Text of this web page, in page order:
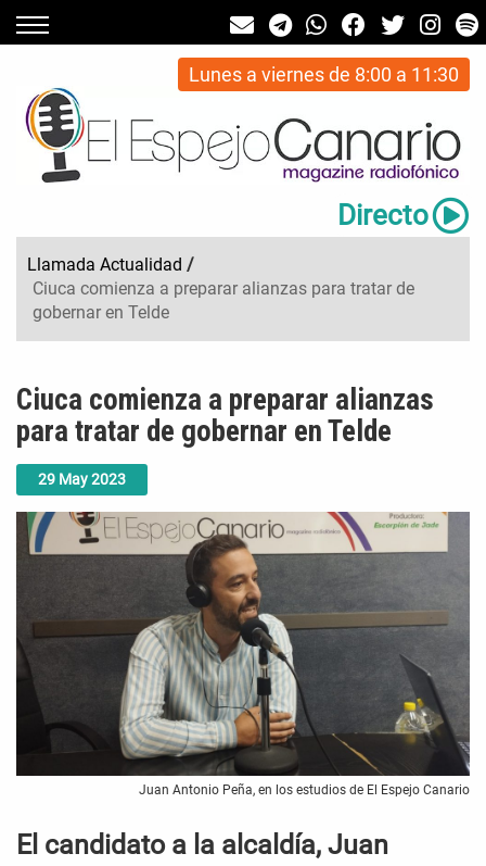
Lunes a viernes de 8:00 a 11:30
Directo
Llamada Actualidad /
Ciuca comienza a preparar alianzas para tratar de
gobernar en Telde
29 May2023
Ciuca comienza a preparar alianzas
para tratar de gobernar en Telde
Juan Antonio Peña, en los estudios de El Espejo Canario
El candidato a la alcaldía, Juan